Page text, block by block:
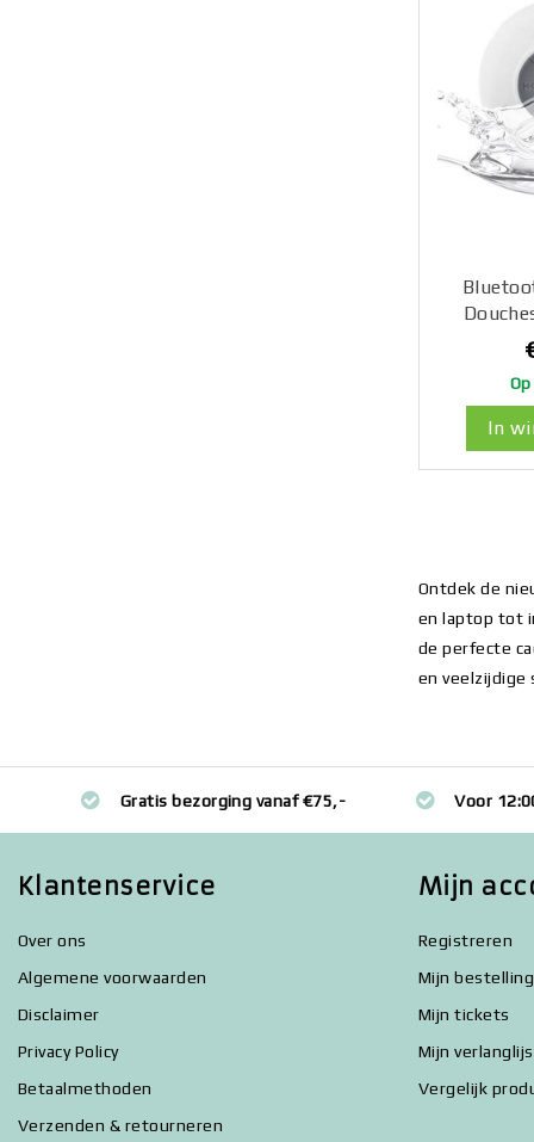
In
Ontdek de
en laptop tot
de perfecte
en veelzijdige
Gratis bezorging vanaf €75,- Voor
Klantenservice
Over ons
Algemene voorwaarden
Disclaimer
Privacy Policy
Betaalmethoden
Verzenden & retourneren
Mijn
Registreren
Mijn
Mijn tickets
Mijn
Vergelijk